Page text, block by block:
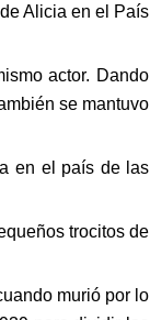
Alicia en el País
actor. Dando
se mantuvo
en el país de las
trocitos de
murió por lo